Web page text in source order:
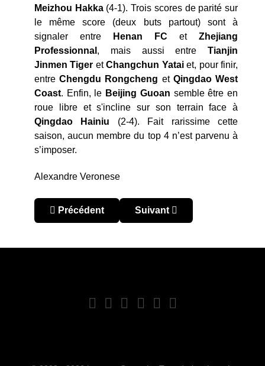
Meizhou Hakka(4-1). Trois scores de parité sur
le même score (deux buts partout) sont à
signaler entre
Henan FC et Zhejiang
Professionnal , mais aussi entre Tianjin
Jinmen Tiger etChangchun Yataiet, pour finir,
entreChengdu Rongcheng et Qingdao West
Coast. Enfin, le Beijing Guoan semble être en
roue libre et s'incline sur son terrain face à
Qingdao Hainiu (2-4). Fait rarissime cette
saison, aucun membre du top 4 n’est parvenu à
s’imposer.
Alexandre Veronese
Article précédent : Chine – Chinese Super
Précédent Article suivant : Chine –
Suivant